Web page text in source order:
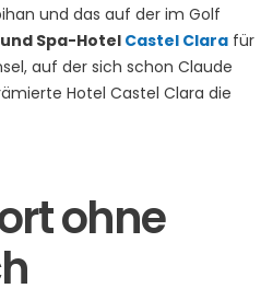
und das auf der im Golf
Spa-Hotel Castel Clara für
auf der sich schon Claude
Hotel Castel Clara die
ohne